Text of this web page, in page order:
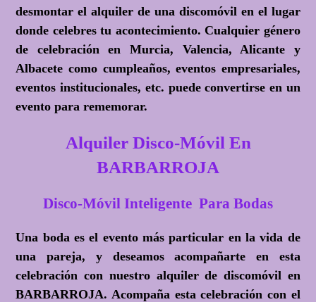
desmontar el alquiler de una discomóvil en el lugar
donde celebres tu acontecimiento. Cualquier género
de celebración en Murcia, Valencia, Alicante y
Albacete como cumpleaños, eventos empresariales,
eventos institucionales, etc. puede convertirse en un
evento para rememorar.
Alquiler Disco-Móvil En
BARBARROJA
Disco-Móvil Inteligente Para Bodas
Una boda es el evento más particular en la vida de
una pareja, y deseamos acompañarte en esta
celebración con nuestro alquiler de discomóvil en
BARBARROJA. Acompaña esta celebración con el